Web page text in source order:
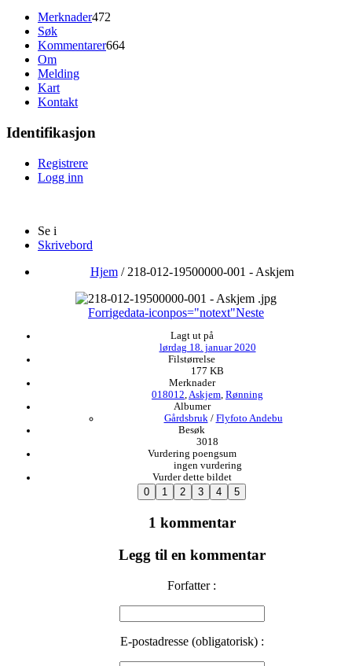
Merknader472
Søk
Kommentarer664
Om
Melding
Kart
Kontakt
Identifikasjon
Registrere
Logg inn
Se i
Skrivebord
Hjem/ 218-012-19500000-001 - Askjem
Forrigedata-iconpos="notext"Neste
Lagt ut på
lørdag 18. januar 2020
Filstørrelse
177 KB
Merknader
018012 Askjem Rønning
Albumer
Gårdsbruk / Flyfoto Andebu
Besøk
3018
Vurdering poengsum
ingen vurdering
Vurder dette bildet
1 kommentar
Legg til en kommentar
Forfatter :
E-postadresse (obligatorisk) :